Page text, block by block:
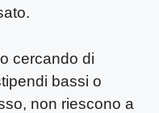
cercando di
bassi o
non riescono a